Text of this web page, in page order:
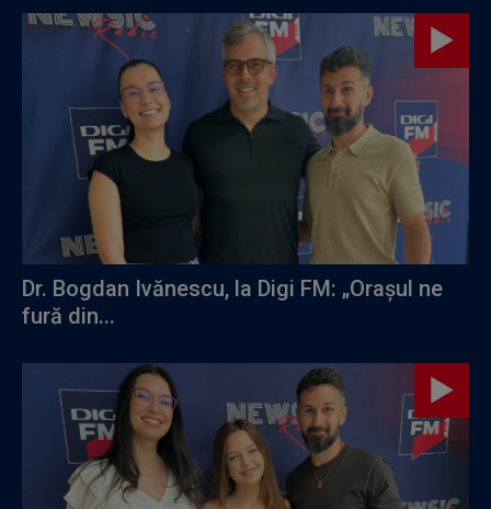
Dr. Bogdan Ivănescu, la Digi FM: „Orașul ne
fură din...